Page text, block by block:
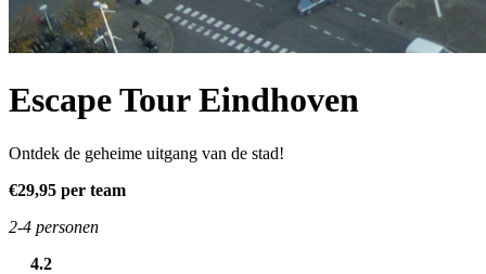
Escape Tour Eindhoven
Ontdek de geheime uitgang van de stad!
€29,95 per team
2-4 personen
4.2